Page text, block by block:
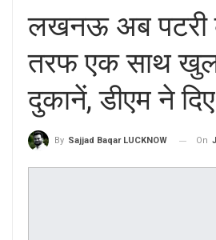
लखनऊ अब पटरी
तरफ एक साथ
दुकानें, डीएम ने दिए
By Sajjad Baqar LUCKNOW On